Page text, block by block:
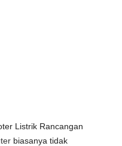
Listrik Rancangan
biasanya tidak